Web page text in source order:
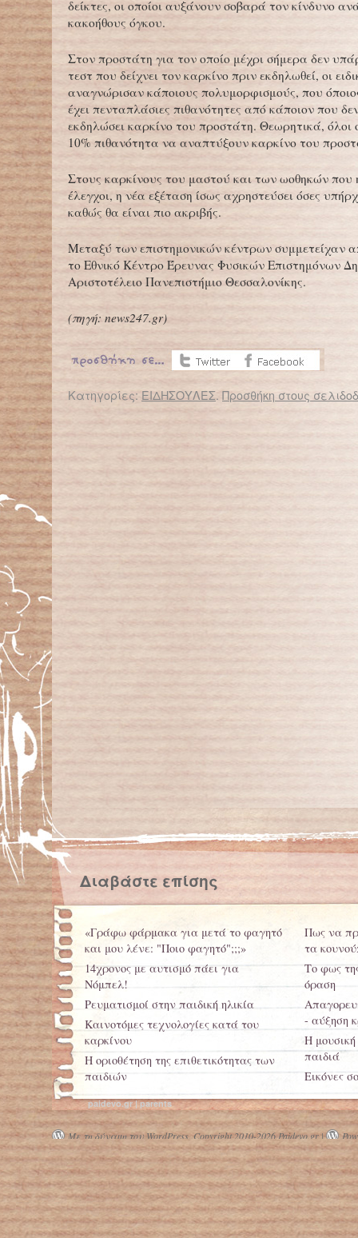
δείκτες, οι οποίοι αυξάνουν σοβαρά τον κίνδυνο
κακοήθους όγκου.
Στον προστάτη για τον οποίο μέχρι σήμερα δεν
τεστ που δείχνει τον καρκίνο πριν εκδηλωθεί, οι
αναγνώρισαν κάποιους πολυμορφισμούς, που
έχει πενταπλάσιες πιθανότητες από κάποιον που
εκδηλώσει καρκίνο του προστάτη. Θεωρητικά, όλοι
10% πιθανότητα να αναπτύξουν καρκίνο του
Στους καρκίνους του μαστού και των ωοθηκών που
έλεγχοι, η νέα εξέταση ίσως αχρηστεύσει όσες
καθώς θα είναι πιο ακριβής.
Μεταξύ των επιστημονικών κέντρων συμμετείχαν
το Εθνικό Κέντρο Έρευνας Φυσικών Επιστημόνων
Αριστοτέλειο Πανεπιστήμιο Θεσσαλονίκης.
(πηγή:news247.gr)
Κατηγορίες: ΕΙΔΗΣΟΥΛΕΣ.Προσθήκη στους
← Επιστροφή στο %s
Δίδυμες με διαφορετικό χρώμα
Διαβάστε επίσης
«Γράφω φάρμακα για μετά το φαγητό
και μου λένε: "Ποιο φαγητό";;;»
14χρονος με αυτισμό πάει για
Νόμπελ!
Ρευματισμοί στην παιδική ηλικία
Καινοτόμες τεχνολογίες κατά του
καρκίνου
H οριοθέτηση της επιθετικότητας των
παιδιών
Πως να
τα
Το φως
όραση
- αύξηση
Η
παιδιά
Εικόνες
ειδικές
paidevo.gr | parents
Με τη δύναμη του WordPress. Copyright 2010-2026 Paidevo.gr |